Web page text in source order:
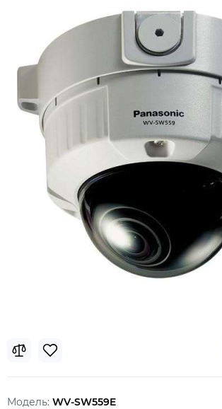
Модель: WV-SW559E